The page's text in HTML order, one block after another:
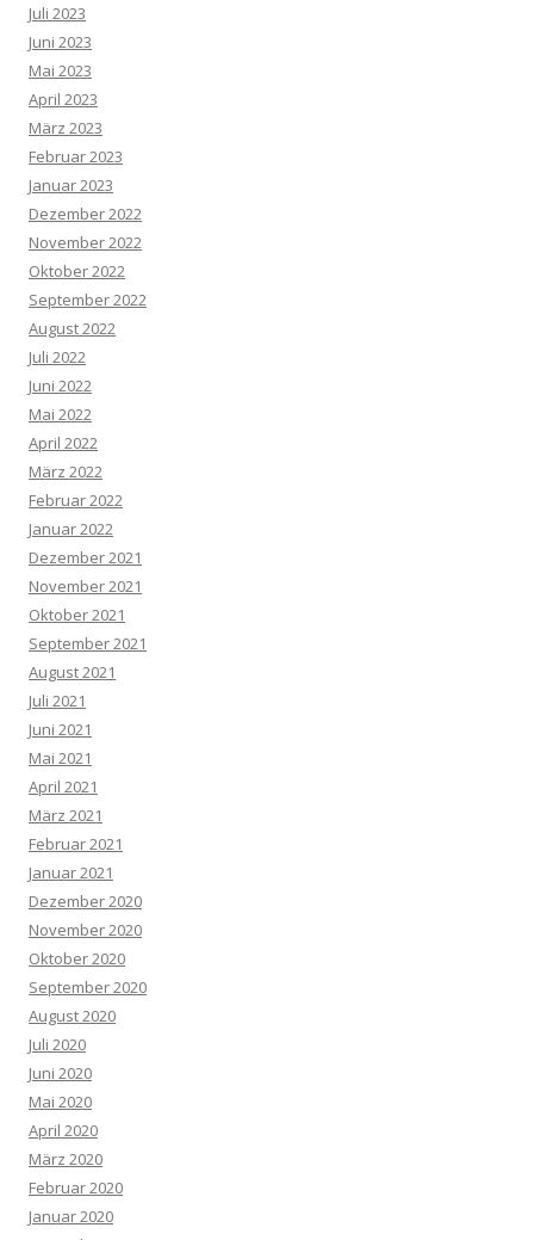
Juli 2023
Juni 2023
Mai 2023
April 2023
März 2023
Februar 2023
Januar 2023
Dezember 2022
November 2022
Oktober 2022
September 2022
August 2022
Juli 2022
Juni 2022
Mai 2022
April 2022
März 2022
Februar 2022
Januar 2022
Dezember 2021
November 2021
Oktober 2021
September 2021
August 2021
Juli 2021
Juni 2021
Mai 2021
April 2021
März 2021
Februar 2021
Januar 2021
Dezember 2020
November 2020
Oktober 2020
September 2020
August 2020
Juli 2020
Juni 2020
Mai 2020
April 2020
März 2020
Februar 2020
Januar 2020